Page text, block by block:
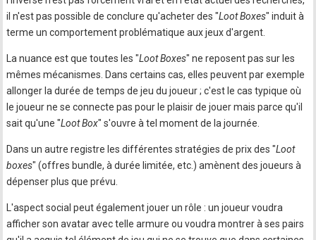
il n'est pas possible de conclure qu'acheter des "Loot Boxes" induit à
terme un comportement problématique aux jeux d'argent.
La nuance est que toutes les "Loot Boxes" ne reposent pas sur les
mêmes mécanismes. Dans certains cas, elles peuvent par exemple
allonger la durée de temps de jeu du joueur ; c'est le cas typique où
le joueur ne se connecte pas pour le plaisir de jouer mais parce qu'il
sait qu'une "Loot Box" s'ouvre à tel moment de la journée.
Dans un autre registre les différentes stratégies de prix des "Loot
boxes" (offres bundle, à durée limitée, etc.) amènent des joueurs à
dépenser plus que prévu.
L'aspect social peut également jouer un rôle : un joueur voudra
afficher son avatar avec telle armure ou voudra montrer à ses pairs